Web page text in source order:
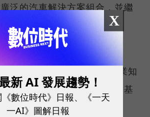
泛的汽車解決方案組合，並繼
一起提供包括Snapdragon
和高效的汽車解決方案。
整合了汽車生態系統的專業知
標準以及安全硬體和軟體的基
X
新 AI 發展趨勢！
數位時代》日報、《一天
一AI》圖解日報